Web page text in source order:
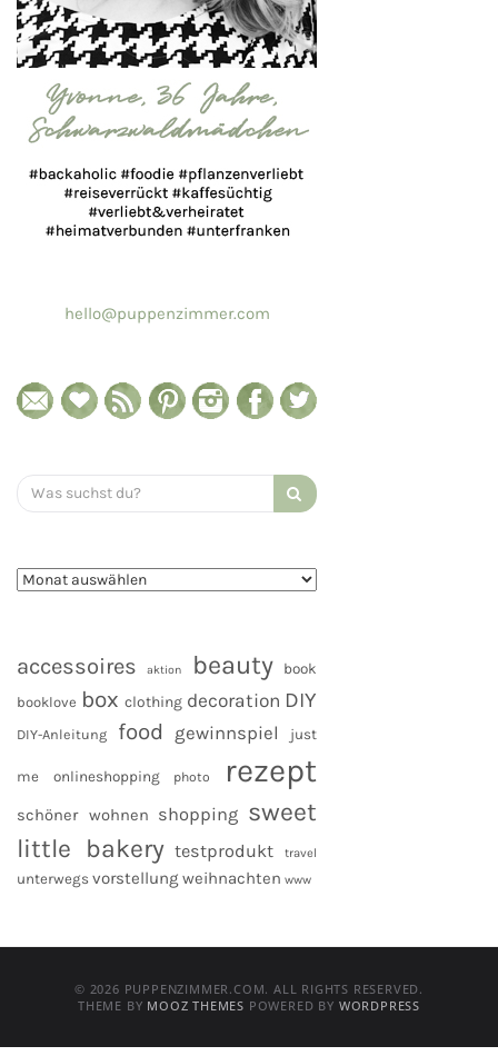
hello@puppenzimmer.com
Search
for:
accessoires aktion beauty
book
booklove box clothing decoration DIY
DIY-Anleitung food gewinnspiel just
me onlineshopping photo rezept
schöner wohnen shopping sweet
little bakery testprodukt travel
unterwegs vorstellung weihnachten www
© 2026 PUPPENZIMMER.COM. ALL RIGHTS RESERVED.
THEME BY MOOZ THEMES POWERED BY WORDPRESS